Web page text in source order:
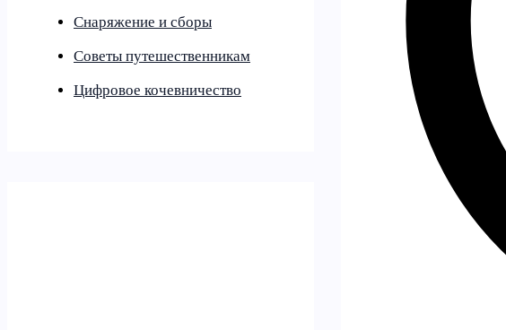
Снаряжение и сборы
Советы путешественникам
Цифровое кочевничество